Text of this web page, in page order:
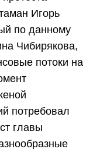
Игорь
по данному
Чибирякова,
потоки на
потребовал
главы